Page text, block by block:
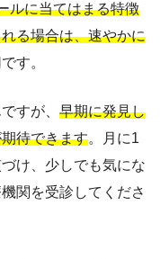
ルに当てはまる特徴
る場合は、速やかに
す。
すが、 早期に発見し
待できます。月に1
け、少しでも気にな
関を受診してくださ